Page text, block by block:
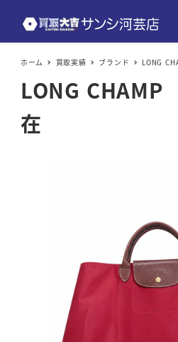
ホーム 買取実績 ブランド LONG
LONG
在